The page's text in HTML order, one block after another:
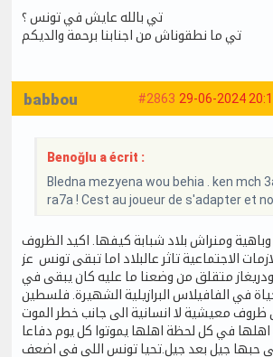
تي بالله عايش في تونس ؟
تي ما نطقوناش من اجنابنا برحمة والديكم
#2863 29-06-2024
babbou
Benoğlu a écrit :
Bledna mezyena wou behia . ken mch
ra7a ! Cest au joueur de s'adapter et
وباهية ومنراش بلاد شبابة كيفها. اكيد الظروف
الاجتماعية تاثر عالبلاد اما تبقى تونس عز
رودريغاز متقلق من وضعنا ما عليه كان يبقى في
في الفافيلاس البرازيلية الشهيرة. فلسطين
ظروف معيشية لا انسانية الى جانب خطر الموت
اهلها في كل لحظة اهلها يموتوا كل يوم دفاعا
في حبها جيل بعد جيل.تحيا تونس اللي في اضعف